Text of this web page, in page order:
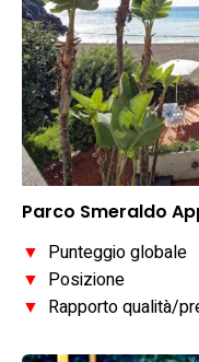
Parco Smeraldo
▼ Punteggio globale
▼ Posizione
▼ Rapporto qualità/